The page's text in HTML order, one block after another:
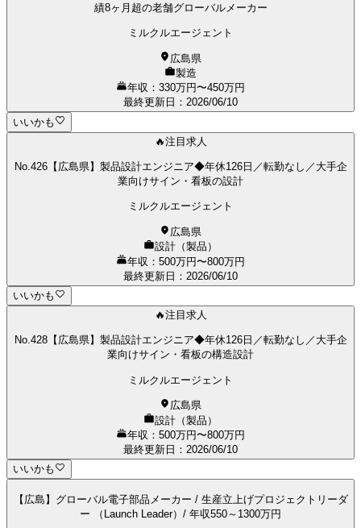
績8ヶ月超の老舗グローバルメーカー
ミルクルエージェント
広島県
製造
年収：330万円〜450万円
最終更新日 ： 2026/06/10
いいかも
🔥注目求人
No.426【広島県】製品設計エンジニア◆年休126日／転勤なし／大手企
業向けサイン・看板の設計
ミルクルエージェント
広島県
設計（製品）
年収：500万円〜800万円
最終更新日 ： 2026/06/10
いいかも
🔥注目求人
No.428【広島県】製品設計エンジニア◆年休126日／転勤なし／大手企
業向けサイン・看板の構造設計
ミルクルエージェント
広島県
設計（製品）
年収：500万円〜800万円
最終更新日 ： 2026/06/10
いいかも
【広島】グローバル電子部品メーカー / 生産立上げプロジェクトリーダ
ー （Launch Leader）/ 年収550～1300万円